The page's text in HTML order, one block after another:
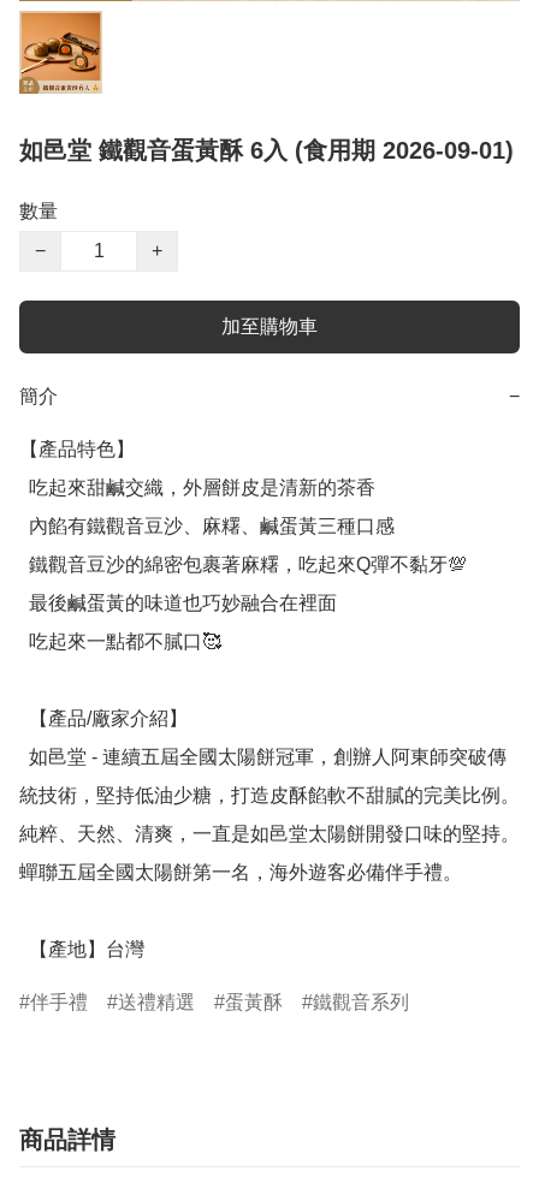
如邑堂 鐵觀音蛋黃酥 6入 (食用期 2026-09-01)
數量
−
+
加至購物車
簡介 −
【產品特色】
統技術，堅持低油少糖，打造皮酥餡軟不甜膩的完美比例。
純粹、天然、清爽，一直是如邑堂太陽餅開發口味的堅持。
蟬聯五屆全國太陽餅第一名，海外遊客必備伴手禮。
  【產地】台灣
伴手禮 送禮精選 蛋黃酥 鐵觀音系列
商品詳情